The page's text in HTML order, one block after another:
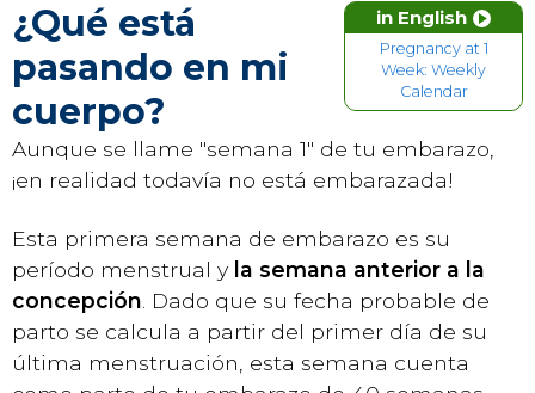
in English
Pregnancy at 1
Week: Weekly
Calendar
¿Qué está
pasando en mi
cuerpo?
Aunque se llame "semana 1" de tu embarazo,
¡en realidad todavía no está embarazada!
Esta primera semana de embarazo es su
período menstrual y la semana anterior a la
concepción . Dado que su fecha probable de
parto se calcula a partir del primer día de su
última menstruación, esta semana cuenta